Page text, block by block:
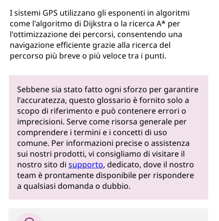
I sistemi GPS utilizzano gli esponenti in algoritmi
come l'algoritmo di Dijkstra o la ricerca A* per
l'ottimizzazione dei percorsi, consentendo una
navigazione efficiente grazie alla ricerca del
percorso più breve o più veloce tra i punti.
Sebbene sia stato fatto ogni sforzo per garantire
l'accuratezza, questo glossario è fornito solo a
scopo di riferimento e può contenere errori o
imprecisioni. Serve come risorsa generale per
comprendere i termini e i concetti di uso
comune. Per informazioni precise o assistenza
sui nostri prodotti, vi consigliamo di visitare il
nostro sito disupporto, dedicato, dove il nostro
team è prontamente disponibile per rispondere
a qualsiasi domanda o dubbio.